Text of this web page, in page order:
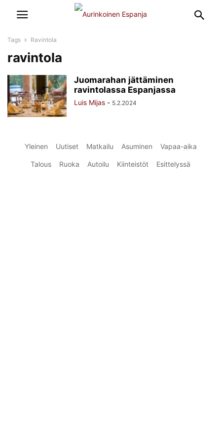
Tags Ravintola
ravintola
Juomarahan jättäminen
ravintolassa Espanjassa
Luis Mijas - 5.2.2024
Yleinen Uutiset Matkailu Asuminen Vapaa-aika
Talous Ruoka Autoilu Kiinteistöt Esittelyssä